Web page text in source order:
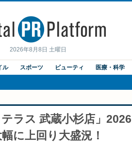
2026年8月8日 土曜日
ル スポーツ ビューティ 医療・科学
ラス 武蔵小杉店」2026
に上回り大盛況！